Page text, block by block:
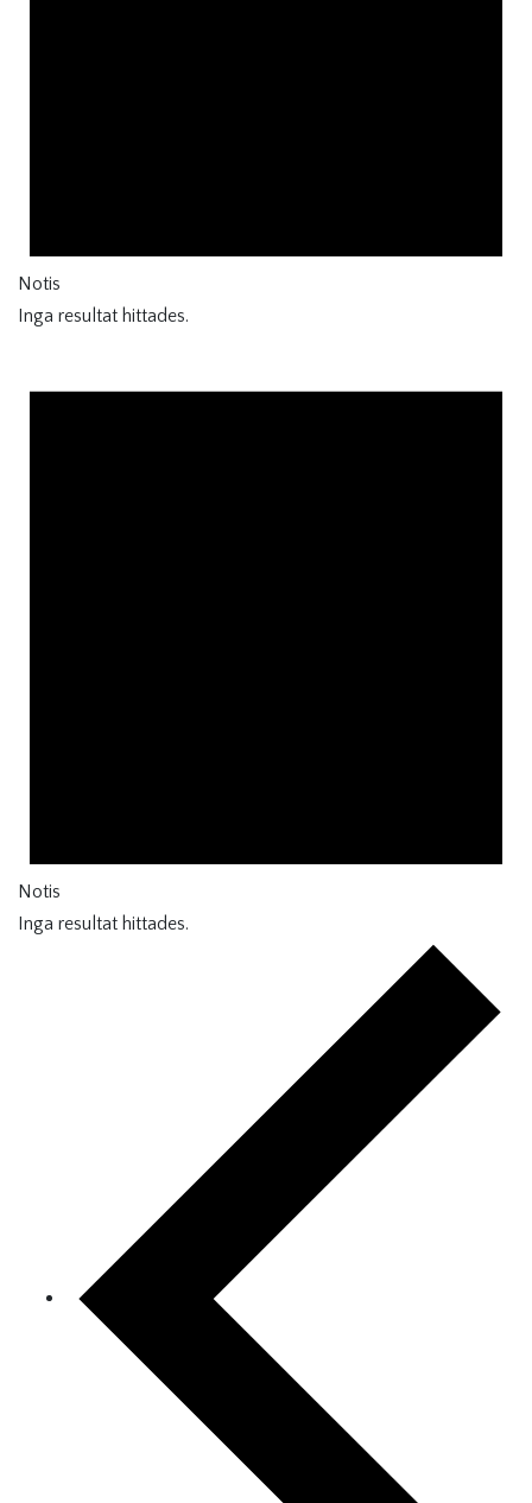
Notis
Inga resultat hittades.
Notis
Inga resultat hittades.